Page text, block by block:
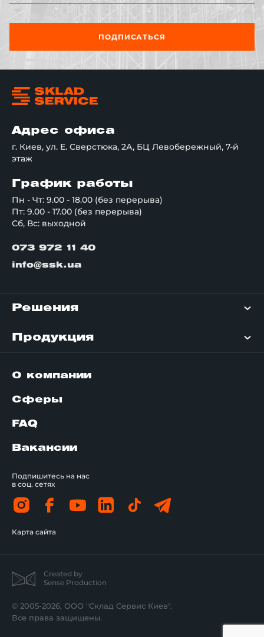
ПОДПИСАТЬСЯ
Адрес офиса
г. Киев, ул. Е. Сверстюка, 2А, БЦ Левобережный, 7-й
этаж
График работы
Пн - Чт: 9.00 - 18.00 (без перерыва)
Пт: 9.00 - 17.00 (без перерыва)
Сб, Вс: выходной
073 972 11 40
info@ssk.ua
Решения
Продукция
О компании
Сферы
FAQ
Вакансии
Подпишитесь на нас
в соц. сетях
Карта сайта
Created by
Sense Production
© 2005-2026, ООО "Склад Сервис Киев".
Все права защищены.